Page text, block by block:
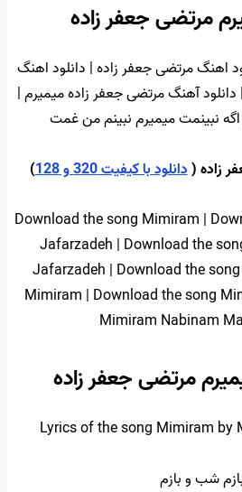
مرتضی جعفر زاده
اهنگ مرتضی جعفر زاده | دانلود اهنگ‌
آهنگ مرتضی جعفر زاده میمیرم |
نبینمت میمیرم نبینم من غمت
زاده (دانلود با کیفیت 320 و 128 )
Download the song Mimiram |
Jafarzadeh | Download the
Jafarzadeh | Download the
Mimiram | Download the song
Mimiram Nabinam
مرتضی جعفر زاده
Lyrics of the song Mimiram by
شب و بازم